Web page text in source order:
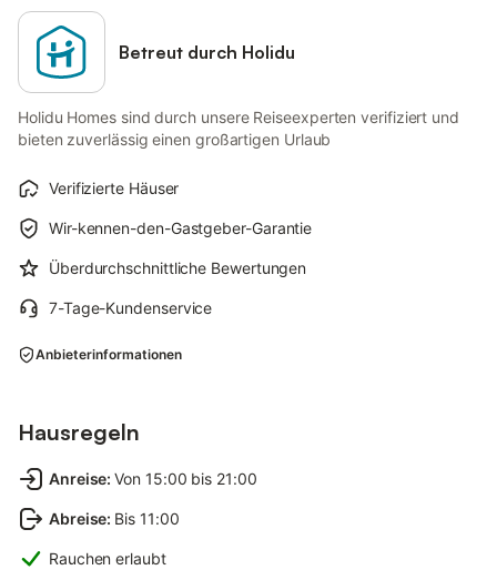
Betreut durch Holidu
Holidu Homes sind durch unsere Reiseexperten verifiziert und
bieten zuverlässig einen großartigen Urlaub
Verifizierte Häuser
Wir-kennen-den-Gastgeber-Garantie
Überdurchschnittliche Bewertungen
7-Tage-Kundenservice
Anbieterinformationen
Hausregeln
Anreise: Von 15:00 bis 21:00
Abreise: Bis 11:00
Rauchen erlaubt